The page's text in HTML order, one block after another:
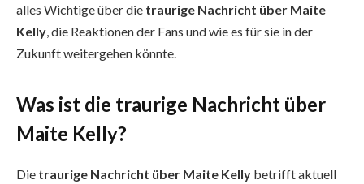
alles Wichtige über die traurige Nachricht über Maite
Kelly, die Reaktionen der Fans und wie es für sie in der
Zukunft weitergehen könnte.
Was ist die traurige Nachricht über
Maite Kelly?
Die traurige Nachricht über Maite Kelly betrifft aktuell